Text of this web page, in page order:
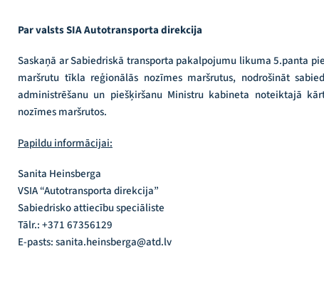
Par valsts SIA Autotransporta direkcija
Saskaņā ar Sabiedriskā transporta pakalpojumu likuma 5.panta
maršrutu tīkla reģionālās nozīmes maršrutus, nodrošināt
administrēšanu un piešķiršanu Ministru kabineta noteiktajā
nozīmes maršrutos.
Papildu informācijai:
Sanita Heinsberga
VSIA “Autotransporta direkcija”
Sabiedrisko attiecību speciāliste
Tālr.: +371 67356129
E-pasts: sanita.heinsberga@atd.lv